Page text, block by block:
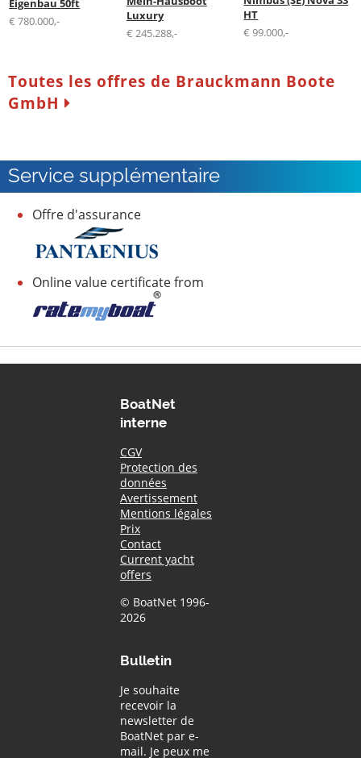
Eigenbau 50ft
€ 780.000,-
Luxury
€ 245.288,-
HT
€ 99.000,-
Toutes les offres de Brauckmann Boote
GmbH
Service supplémentaire
Offre d'assurance
Online value certificate from
BoatNet
interne
CGV
Protection des
données
Avertissement
Mentions légales
Prix
Contact
Current yacht
offers
© BoatNet 1996-
2026
Bulletin
Je souhaite
recevoir la
newsletter de
BoatNet par e-
mail. Je peux me